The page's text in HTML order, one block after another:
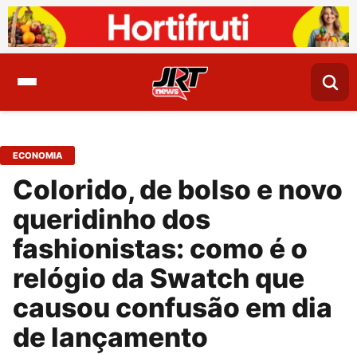
ECONOMIA
Colorido, de bolso e novo
queridinho dos
fashionistas: como é o
relógio da Swatch que
causou confusão em dia
de lançamento